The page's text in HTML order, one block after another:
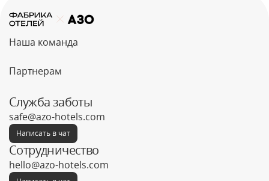
Наша команда
Партнерам
Служба заботы
safe@azo-hotels.com
Написать в чат
Сотрудничество
hello@azo-hotels.com